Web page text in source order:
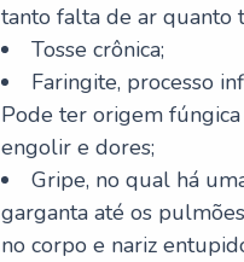
tanto falta de ar quanto
Tosse crônica;
Faringite, processo
Pode ter origem
engolir e dores;
Gripe, no qual há
garganta até os
no corpo e nariz